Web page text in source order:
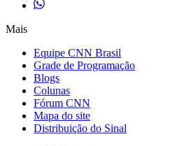
Mais
Equipe CNN Brasil
Grade de Programação
Blogs
Colunas
Fórum CNN
Mapa do site
Distribuição do Sinal